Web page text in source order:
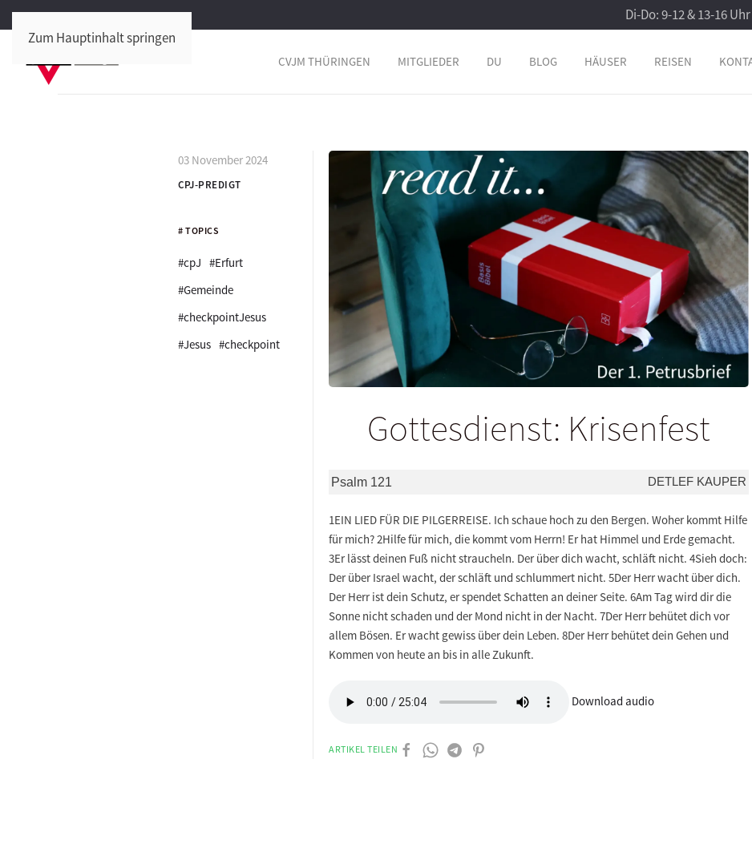
Zum Hauptinhalt springen
Di-Do: 9-12 & 13-16
CVJM THÜRINGEN MITGLIEDER DU BLOG HÄUSER REISEN
03 November 2024
CPJ-PREDIGT
# TOPICS
#cpJ #Erfurt
#Gemeinde
#checkpointJesus
#Jesus #checkpoint
Gottesdienst: Krisenfest
Psalm 121 DETLEF KAUPER
1EIN LIED FÜR DIE PILGERREISE. Ich schaue hoch zu den Bergen. Woher kommt Hilfe
für mich? 2Hilfe für mich, die kommt vom Herrn! Er hat Himmel und Erde gemacht.
3Er lässt deinen Fuß nicht straucheln. Der über dich wacht, schläft nicht. 4Sieh doch:
Der über Israel wacht, der schläft und schlummert nicht. 5Der Herr wacht über dich.
Der Herr ist dein Schutz, er spendet Schatten an deiner Seite. 6Am Tag wird dir die
Sonne nicht schaden und der Mond nicht in der Nacht. 7Der Herr behütet dich vor
allem Bösen. Er wacht gewiss über dein Leben. 8Der Herr behütet dein Gehen und
Kommen von heute an bis in alle Zukunft.
Download audio
ARTIKEL TEILEN